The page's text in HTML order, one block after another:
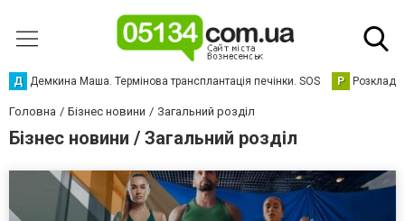
Д Демкина Маша. Термінова трансплантація печінки. SOS Р Розклад
Головна Бізнес новини Загальний розділ
Бізнес новини / Загальний розділ